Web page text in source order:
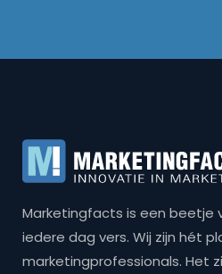
Marketingfacts is een beetje
iedere dag vers. Wij zijn hét
marketingprofessionals. Het